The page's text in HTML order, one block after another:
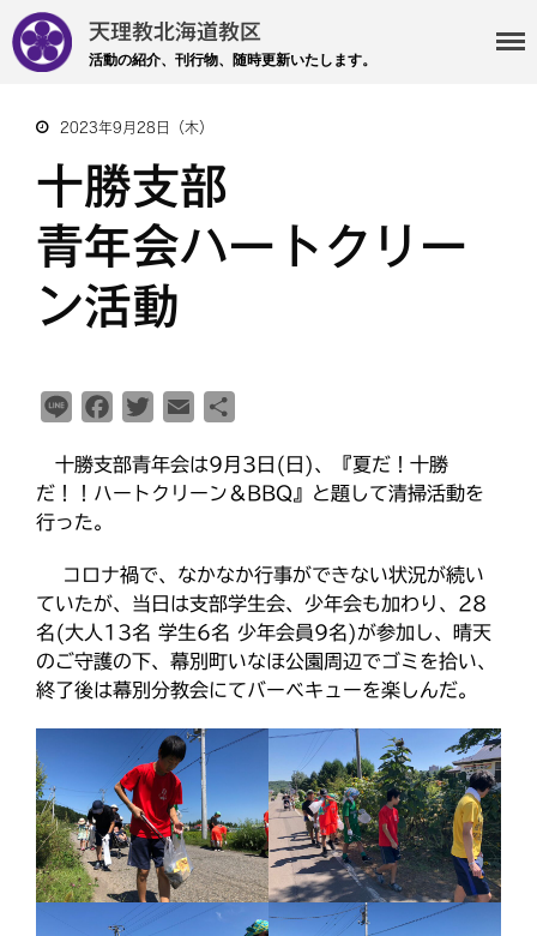
・災救隊
・基礎講座
教区報623号 2026年8月号
2026年8月 教区長あいさつ
教区合唱団 コーラスフェステ
ィバルに出演
天塩支部 おつとめ総会
札幌東支部・婦人会合同総会
カテゴリー
天理教北海道教区
活動の紹介、刊行物、随時更新いたします。
2023年9月28日（木）
十勝支部
青年会ハートクリー
ン活動
n
e
c
e
o
k
i
t
r
a
i
十勝支部青年会は9月3日(日)、『夏だ！十勝
だ！！ハートクリーン＆BBQ』と題して清掃活動を
行った。
コロナ禍で、なかなか行事ができない状況が続い
ていたが、当日は支部学生会、少年会も加わり、28
名(大人13名 学生6名 少年会員9名)が参加し、晴天
のご守護の下、幕別町いなほ公園周辺でゴミを拾い、
終了後は幕別分教会にてバーベキューを楽しんだ。